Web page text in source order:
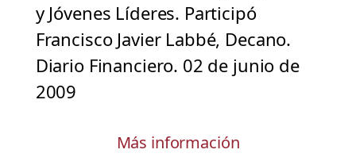
y Jóvenes Líderes. Participó
Francisco Javier Labbé, Decano.
Diario Financiero. 02 de junio de
2009
Más información